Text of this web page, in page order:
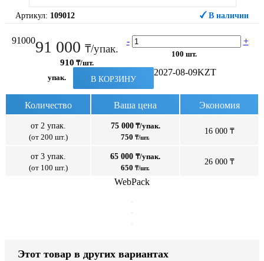
Артикул: 109012 В наличии
9100091 000 ₸/упак.
910 ₸/шт.
- +
100 шт.
упак. В КОРЗИНУ
2027-08-09KZT
Количество Ваша цена Экономия
от 2 упак.
(от 200 шт.)
75 000₸/упак.
750 ₸/шт.
16 000 ₸
от 3 упак.
(от 100 шт.)
65 000 ₸/упак.
650 ₸/шт.
26 000 ₸
WebPack
Этот товар в других вариантах